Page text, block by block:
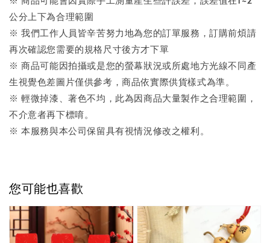
公分上下為合理範圍
※ 我們工作人員皆辛苦努力地為您的訂單服務，訂購前煩請
再次確認您需要的規格尺寸後方才下單
※ 商品可能因拍攝或是您的螢幕狀況或所處地方光線不同產
生視覺色差圖片僅供參考，商品依實際供貨樣式為準。
※ 輕微掉漆、著色不均，此為因商品大量製作之合理範圍，
不介意者再下標唷。
※ 本服務與本公司保留具有視情況修改之權利。
您可能也喜歡